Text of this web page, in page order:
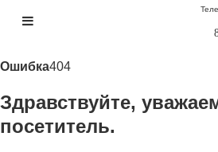
Ошибка404
Здравствуйте,
посетитель.